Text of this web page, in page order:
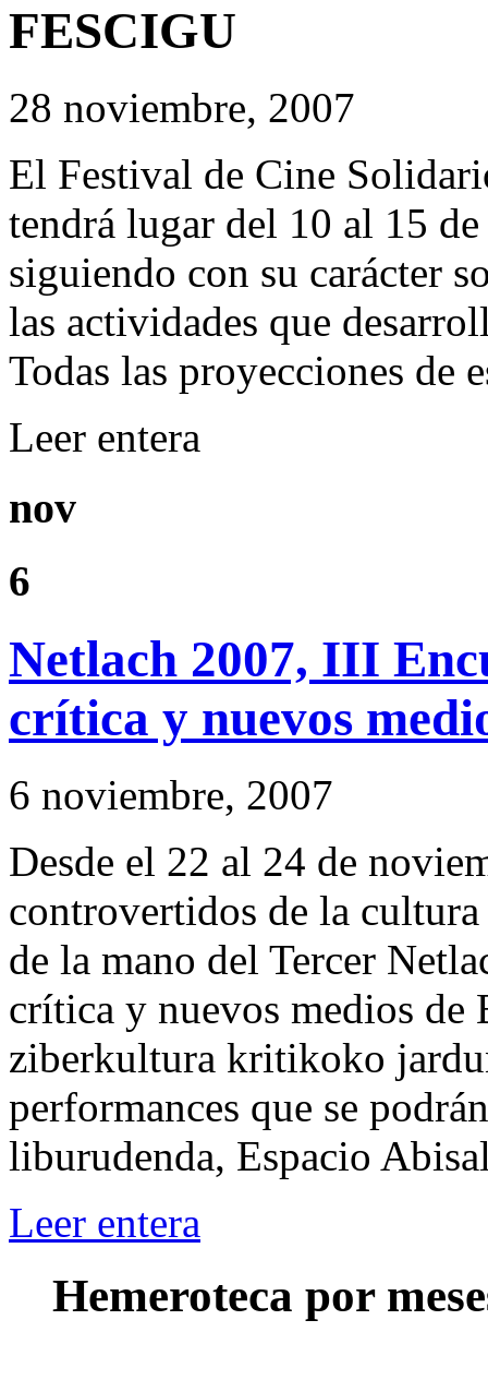
FESCIGU
28 noviembre, 2007
El Festival de Cine
tendrá lugar del 10 al 15
siguiendo con su carácter
las actividades que
Todas las proyecciones de
Leer entera
nov
6
Netlach 2007, III
crí­tica y nuevos
6 noviembre, 2007
Desde el 22 al 24 de
controvertidos de la
de la mano del Tercer
crí­tica y nuevos medios
ziberkultura kritikoko
performances que se
liburudenda, Espacio
Leer entera
Hemeroteca por